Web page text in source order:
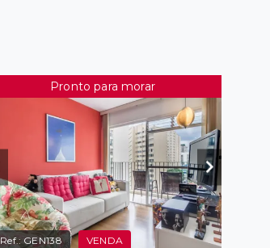
Pronto para morar
Ref.: GEN138 VENDA